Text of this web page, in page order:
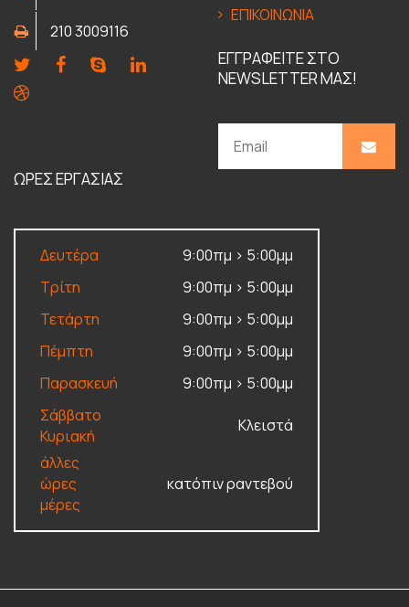
210 3009116
ΕΠΙΚΟΙΝΩΝΙΑ
ΕΓΓΡΑΦΕΙΤΕ ΣΤΟ
NEWSLETTER ΜΑΣ!
ΩΡΕΣ ΕΡΓΑΣΙΑΣ
Δευτέρα
9:00πμ > 5:00μμ
Τρίτη
9:00πμ > 5:00μμ
Τετάρτη
9:00πμ > 5:00μμ
Πέμπτη
9:00πμ > 5:00μμ
Παρασκευή
9:00πμ > 5:00μμ
Σάββατο
Κυριακή
Κλειστά
άλλες
ώρες
μέρες
κατόπιν ραντεβού